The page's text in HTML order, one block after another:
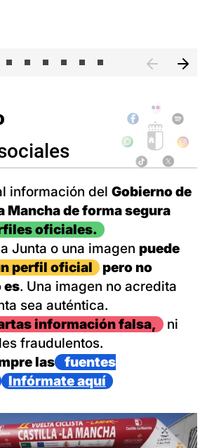
información del Gobierno de
Mancha de forma segura
oficiales.
Junta o una imagen puede
perfil oficial
pero no
es. Una imagen no acredita
sea auténtica.
información falsa,
ni
fraudulentos.
las
fuentes
Infórmate aquí